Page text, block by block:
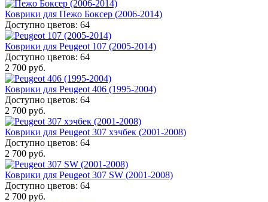
Коврики для Пежо Боксер (2006-2014)
Доступно цветов: 64
Коврики для Peugeot 107 (2005-2014)
Доступно цветов: 64
2 700 руб.
Коврики для Peugeot 406 (1995-2004)
Доступно цветов: 64
2 700 руб.
Коврики для Peugeot 307 хэчбек (2001-2008)
Доступно цветов: 64
2 700 руб.
Коврики для Peugeot 307 SW (2001-2008)
Доступно цветов: 64
2 700 руб.